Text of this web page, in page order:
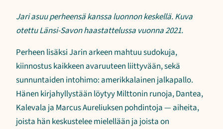
Jari asuu perheensä kanssa luonnon keskellä. Kuva
otettu Länsi-Savon haastattelussa vuonna 2021.
Perheen lisäksi Jarin arkeen mahtuu sudokuja,
kiinnostus kaikkeen avaruuteen liittyvään, sekä
sunnuntaiden intohimo: amerikkalainen jalkapallo.
Hänen kirjahyllystään löytyy Milttonin runoja, Dantea,
Kalevala ja Marcus Aureliuksen pohdintoja — aiheita,
joista hän keskustelee mielellään ja joista on